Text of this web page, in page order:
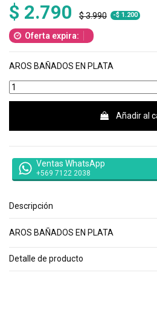
$ 2.790 $ 3.990 -$ 1.200
Oferta expira:
AROS BAÑADOS EN PLATA
Añadir al
Ventas WhatsApp
+569 7122 2038
Descripción
AROS BAÑADOS EN PLATA
Detalle de producto